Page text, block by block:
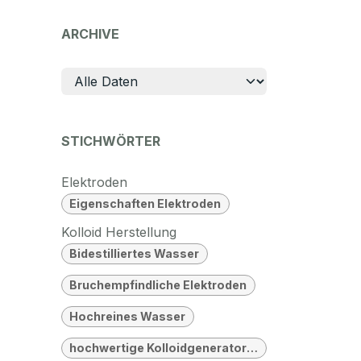
ARCHIVE
STICHWÖRTER
Elektroden
Eigenschaften Elektroden
Kolloid Herstellung
Bidestilliertes Wasser
Bruchempfindliche Elektroden
Hochreines Wasser
hochwertige Kolloidgeneratoren